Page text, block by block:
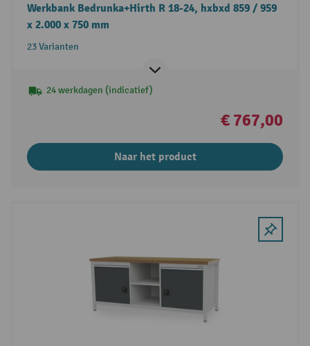
Werkbank Bedrunka+Hirth R 18-24, hxbxd 859 / 959
x 2.000 x 750 mm
23 Varianten
24 werkdagen (indicatief)
€ 767,00
Naar het product